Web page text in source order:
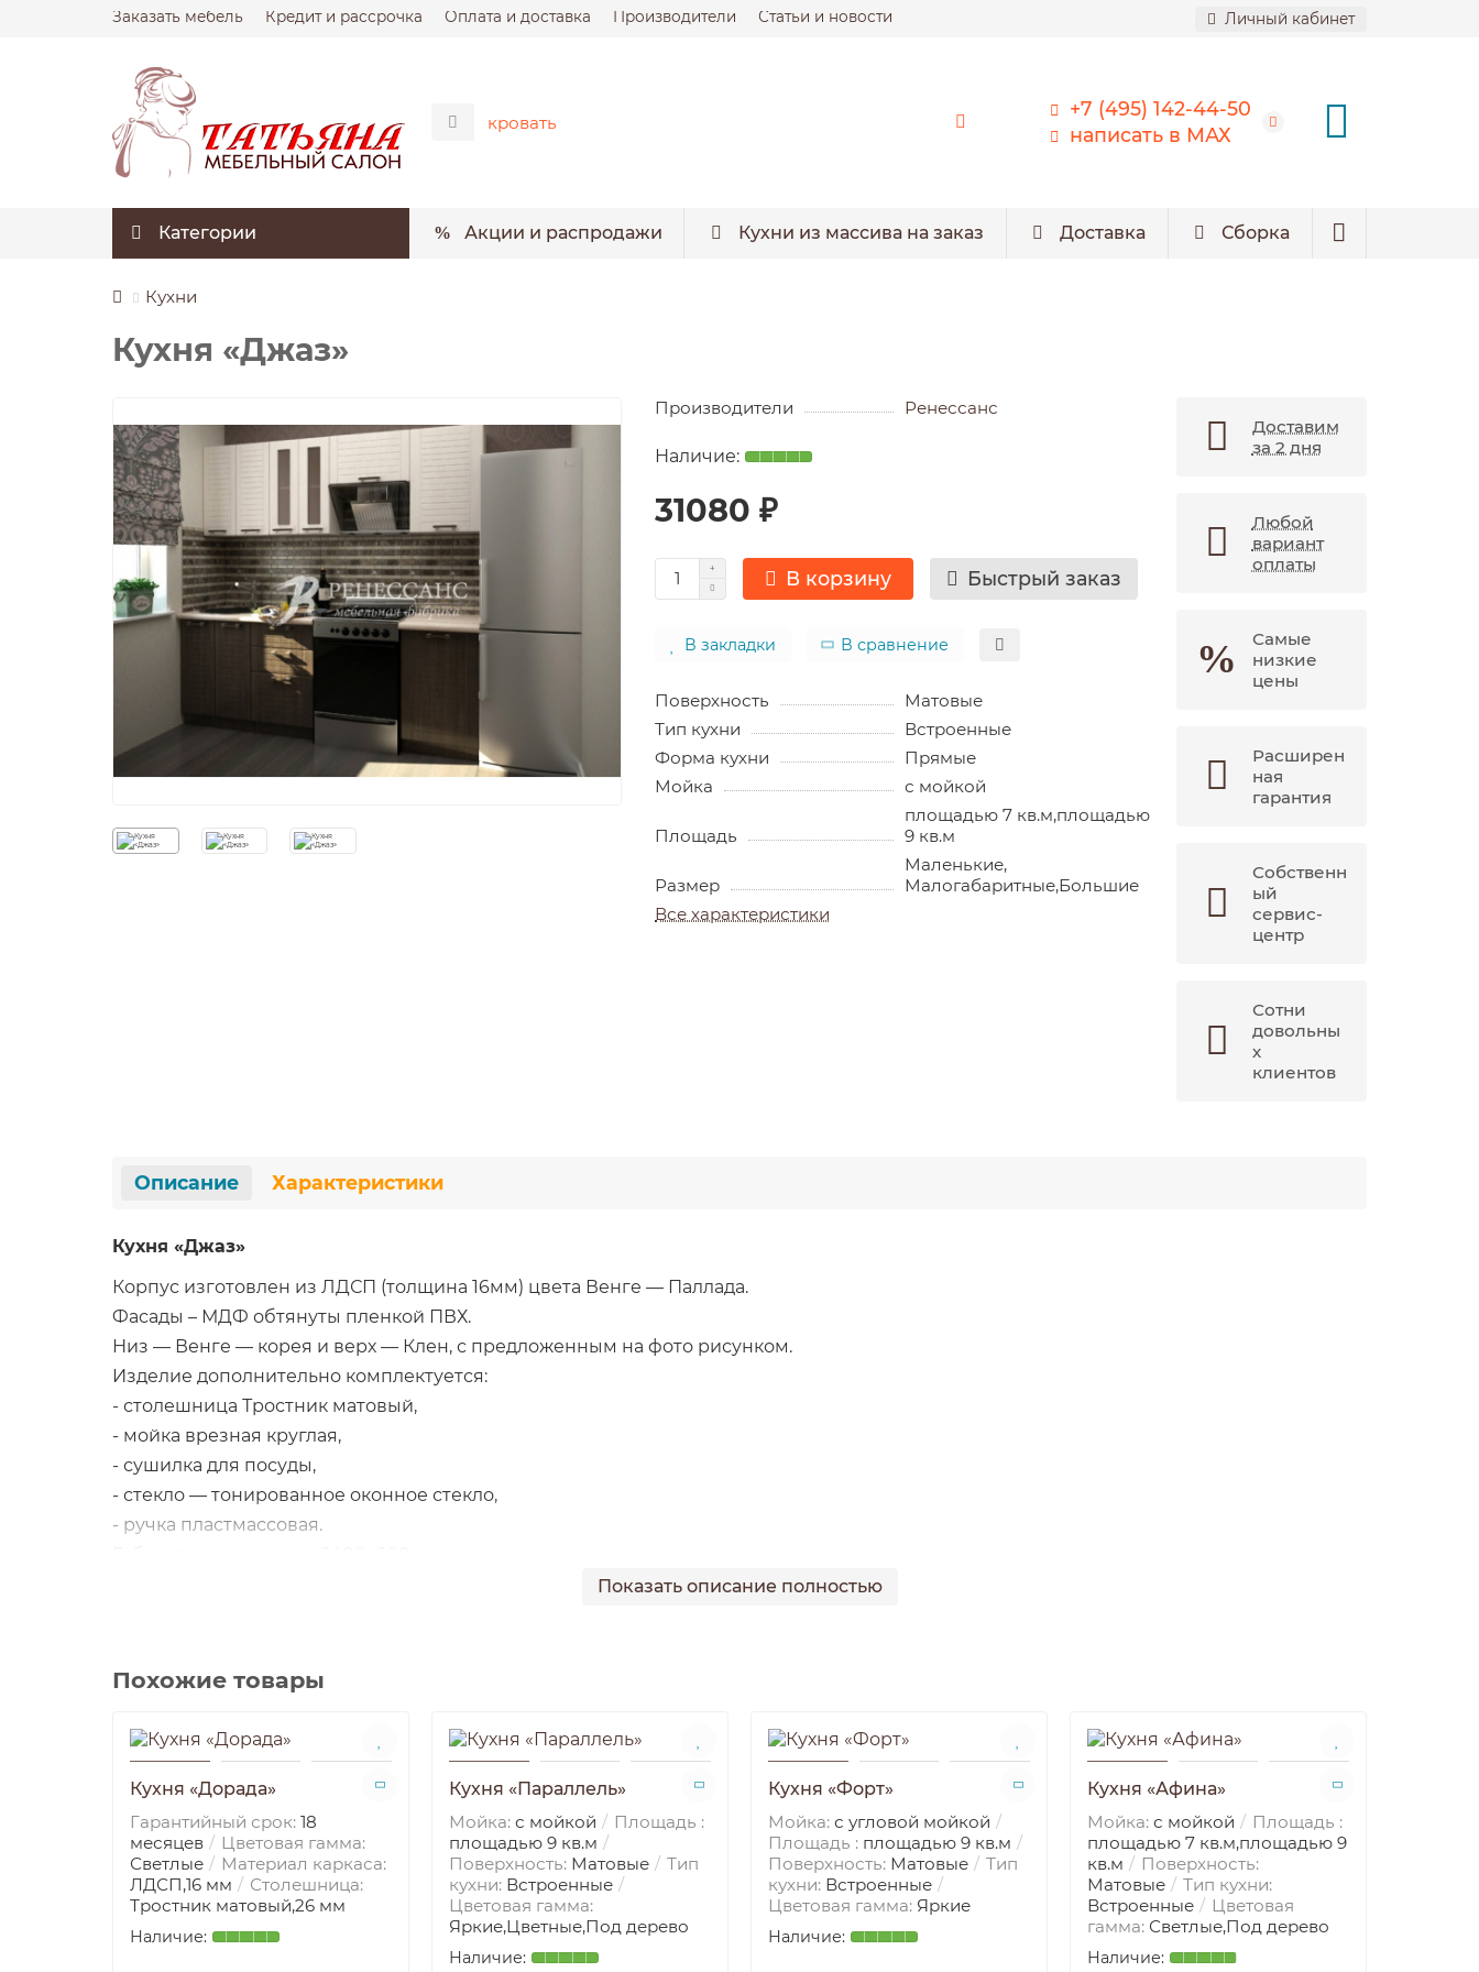
Заказать мебель Кредит и рассрочка Оплата и доставка Производители Статьи и новости Личный кабинет
+7 (495) 142-44-50
написать в МАХ
Категории Акции и распродажи Кухни из массива на заказ Доставка Сборка
Кухни
Кухня «Джаз»
Производители Ренессанс
31080 ₽
В корзину Быстрый заказ
В закладки В сравнение
Поверхность
Матовые
Тип кухни
Встроенные
Форма кухни
Прямые
Мойка
с мойкой
Площадь
площадью 7 кв.м,площадью
9 кв.м
Размер
Маленькие,
Малогабаритные,Большие
Все характеристики
Доставим
за 2 дня
Любой
вариант
оплаты
Самые
низкие
цены
Расширен
ная
гарантия
Собственн
ый
сервис-
центр
Сотни
довольны
х
клиентов
Описание Характеристики
Кухня «Джаз»
Корпус изготовлен из ЛДСП (толщина 16мм) цвета Венге — Паллада.
Фасады – МДФ обтянуты пленкой ПВХ.
Низ — Венге — корея и верх — Клен, с предложенным на фото рисунком.
Изделие дополнительно комплектуется:
- столешница Тростник матовый,
- мойка врезная круглая,
- сушилка для посуды,
- стекло — тонированное оконное стекло,
- ручка пластмассовая.
Срок изготовления от 14 дней
Показать описание полностью
Похожие товары
Кухня «Дорада»
Гарантийный срок: 18
месяцев
Цветовая гамма:
Светлые
Материал каркаса:
ЛДСП,16 мм
Столешница:
Тростник матовый,26 мм
Кухня «Параллель»
Мойка: с мойкой
Площадь :
площадью 9 кв.м
Поверхность: Матовые
Тип
кухни: Встроенные
Цветовая гамма:
Яркие,Цветные,Под дерево
Кухня «Форт»
Мойка: с угловой мойкой
Площадь : площадью 9 кв.м
Поверхность: Матовые
Тип
кухни: Встроенные
Цветовая гамма: Яркие
Кухня «Афина»
Мойка: с мойкой
Площадь :
площадью 7 кв.м,площадью 9
кв.м
Поверхность:
Матовые
Тип кухни:
Встроенные
Цветовая
гамма: Светлые,Под дерево